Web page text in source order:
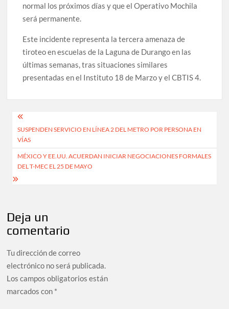
normal los próximos días y que el Operativo Mochila
será permanente.
Este incidente representa la tercera amenaza de
tiroteo en escuelas de la Laguna de Durango en las
últimas semanas, tras situaciones similares
presentadas en el Instituto 18 de Marzo y el CBTIS 4.
Navegación
de
entradas
SUSPENDEN SERVICIO EN LÍNEA 2 DEL METRO POR PERSONA EN
VÍAS
MÉXICO Y EE.UU. ACUERDAN INICIAR NEGOCIACIONES FORMALES
DEL T-MEC EL 25 DE MAYO
Deja un
comentario
Tu dirección de correo
electrónico no será publicada.
Los campos obligatorios están
marcados con *